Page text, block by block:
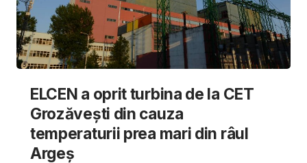
ELCEN a oprit turbina de la CET
Grozăvești din cauza
temperaturii prea mari din râul
Argeș